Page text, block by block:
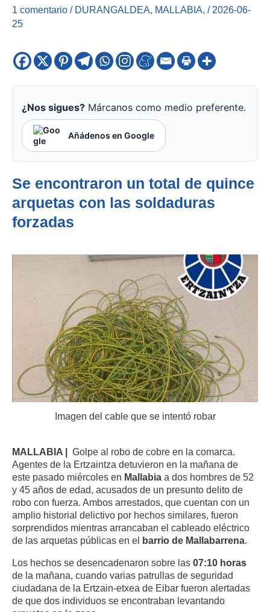
1 comentario / DURANGALDEA, MALLABIA, / 2026-06-
25
¿Nos sigues? Márcanos como medio preferente.
Añádenos en Google
Se encontraron un total de quince
arquetas con las soldaduras
forzadas
Imagen del cable que se intentó robar
MALLABIA | Golpe al robo de cobre en la comarca.
Agentes de la Ertzaintza detuvieron en la mañana de
este pasado miércoles en Mallabia a dos hombres de 52
y 45 años de edad, acusados de un presunto delito de
robo con fuerza. Ambos arrestados, que cuentan con un
amplio historial delictivo por hechos similares, fueron
sorprendidos mientras arrancaban el cableado eléctrico
de las arquetas públicas en el barrio de Mallabarrena.
Los hechos se desencadenaron sobre las 07:10 horas
de la mañana, cuando varias patrullas de seguridad
ciudadana de la Ertzain-etxea de Eibar fueron alertadas
de que dos individuos se encontraban levantando